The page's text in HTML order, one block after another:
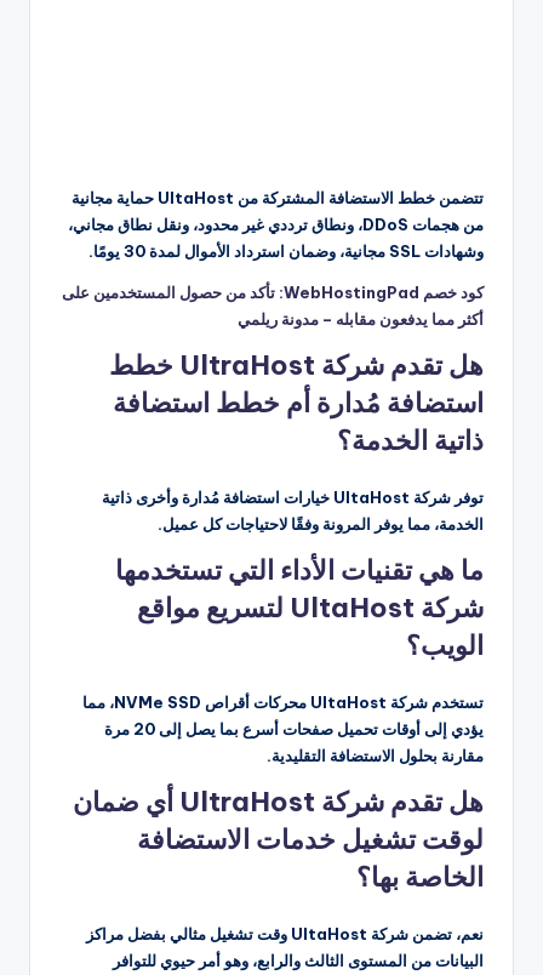
تتضمن خطط الاستضافة المشتركة من UltaHost حماية مجانية
من هجمات DDoS، ونطاق ترددي غير محدود، ونقل نطاق مجاني،
وشهادات SSL مجانية، وضمان استرداد الأموال لمدة 30 يومًا.
كود خصم WebHostingPad: تأكد من حصول المستخدمين على
أكثر مما يدفعون مقابله – مدونة ريلمي
هل تقدم شركة UltraHost خطط
استضافة مُدارة أم خطط استضافة
ذاتية الخدمة؟
توفر شركة UltaHost خيارات استضافة مُدارة وأخرى ذاتية
الخدمة، مما يوفر المرونة وفقًا لاحتياجات كل عميل.
ما هي تقنيات الأداء التي تستخدمها
شركة UltaHost لتسريع مواقع
الويب؟
تستخدم شركة UltaHost محركات أقراص NVMe SSD، مما
يؤدي إلى أوقات تحميل صفحات أسرع بما يصل إلى 20 مرة
مقارنة بحلول الاستضافة التقليدية.
هل تقدم شركة UltraHost أي ضمان
لوقت تشغيل خدمات الاستضافة
الخاصة بها؟
نعم، تضمن شركة UltaHost وقت تشغيل مثالي بفضل مراكز
البيانات من المستوى الثالث والرابع، وهو أمر حيوي للتوافر